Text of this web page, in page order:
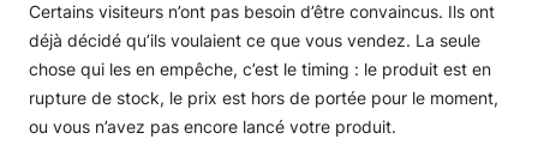
Certains visiteurs n’ont pas besoin d’être convaincus. Ils ont
déjà décidé qu’ils voulaient ce que vous vendez. La seule
chose qui les en empêche, c’est le timing : le produit est en
rupture de stock, le prix est hors de portée pour le moment,
ou vous n’avez pas encore lancé votre produit.